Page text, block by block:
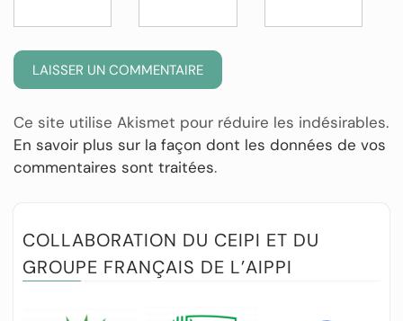
Ce site utilise Akismet pour réduire les indésirables.
En savoir plus sur la façon dont les données de vos
commentaires sont traitées.
COLLABORATION DU CEIPI ET DU
GROUPE FRANÇAIS DE L’AIPPI